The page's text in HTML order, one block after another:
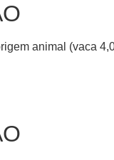
animal (vaca